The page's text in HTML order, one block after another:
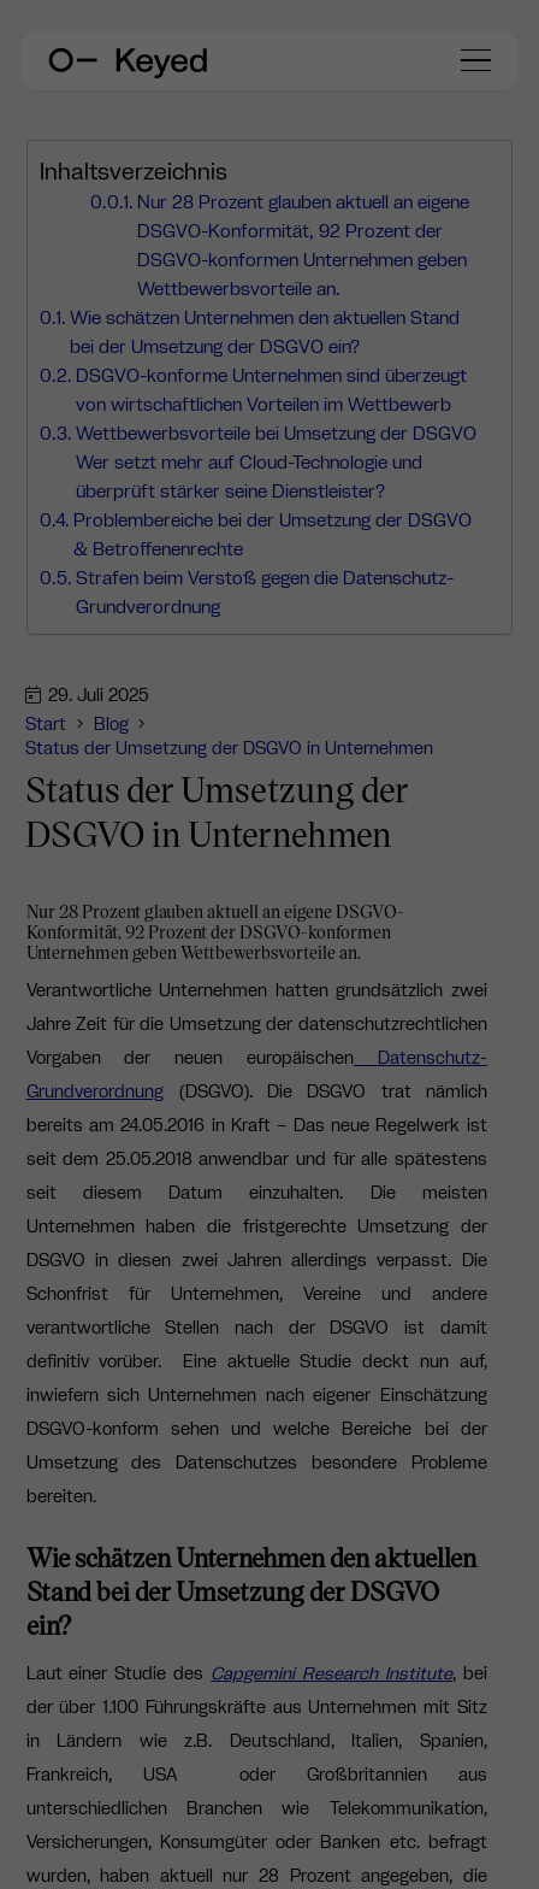
29. Juli 2025
Start
Blog
Status der Umsetzung der DSGVO in Unternehmen
Status der Umsetzung der
DSGVO in Unternehmen
Nur 28 Prozent glauben aktuell an eigene DSGVO-
Konformität, 92 Prozent der DSGVO-konformen
Unternehmen geben Wettbewerbsvorteile an.
Verantwortliche Unternehmen hatten grundsätzlich zwei
Jahre Zeit für die Umsetzung der datenschutzrechtlichen
Vorgaben der neuen europäischen Datenschutz-
Grundverordnung(DSGVO). Die DSGVO trat nämlich
bereits am 24.05.2016 in Kraft – Das neue Regelwerk ist
seit dem 25.05.2018 anwendbar und für alle spätestens
seit diesem Datum einzuhalten. Die meisten
Unternehmen haben die fristgerechte Umsetzung der
DSGVO in diesen zwei Jahren allerdings verpasst. Die
Schonfrist für Unternehmen, Vereine und andere
verantwortliche Stellen nach der DSGVO ist damit
definitiv vorüber. Eine aktuelle Studie deckt nun auf,
inwiefern sich Unternehmen nach eigener Einschätzung
DSGVO-konform sehen und welche Bereiche bei der
Umsetzung des Datenschutzes besondere Probleme
bereiten.
Wie schätzen Unternehmen den aktuellen
Stand bei der Umsetzung der DSGVO
ein?
Laut einer Studie des Capgemini Research Institute, bei
der über 1.100 Führungskräfte aus Unternehmen mit Sitz
in Ländern wie z.B. Deutschland, Italien, Spanien,
Frankreich, USA oder Großbritannien aus
unterschiedlichen Branchen wie Telekommunikation,
Versicherungen, Konsumgüter oder Banken etc. befragt
wurden, haben aktuell nur 28 Prozent angegeben, die
Inhaltsverzeichnis
Nur 28 Prozent glauben aktuell an eigene
DSGVO-Konformität, 92 Prozent der
DSGVO-konformen Unternehmen geben
Wettbewerbsvorteile an.
Wie schätzen Unternehmen den aktuellen Stand
bei der Umsetzung der DSGVO ein?
DSGVO-konforme Unternehmen sind überzeugt
von wirtschaftlichen Vorteilen im Wettbewerb
Wettbewerbsvorteile bei Umsetzung der DSGVO
Wer setzt mehr auf Cloud-Technologie und
überprüft stärker seine Dienstleister?
Problembereiche bei der Umsetzung der DSGVO
& Betroffenenrechte
Strafen beim Verstoß gegen die Datenschutz-
Grundverordnung